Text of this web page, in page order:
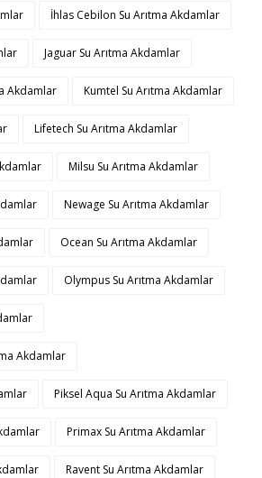
İhlas Cebilon Su Arıtma Akdamlar
Jaguar Su Arıtma Akdamlar
Akdamlar Kumtel Su Arıtma Akdamlar
Lifetech Su Arıtma Akdamlar
Milsu Su Arıtma Akdamlar
Newage Su Arıtma Akdamlar
Ocean Su Arıtma Akdamlar
Olympus Su Arıtma Akdamlar
Akdamlar
Piksel Aqua Su Arıtma Akdamlar
Primax Su Arıtma Akdamlar
Ravent Su Arıtma Akdamlar